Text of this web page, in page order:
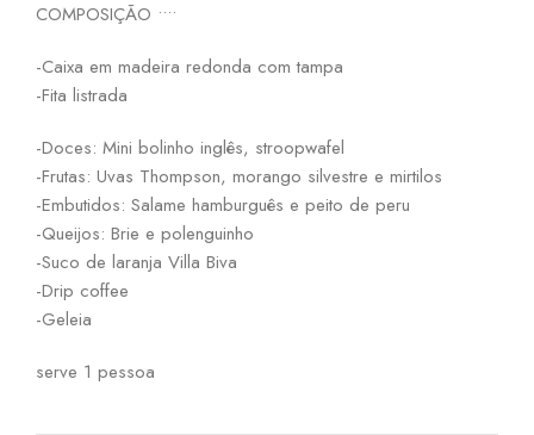
COMPOSIÇÃO ••••
-Caixa em madeira redonda com tampa
-Fita listrada
-Doces: Mini bolinho inglês, stroopwafel
-Frutas: Uvas Thompson, morango silvestre e mirtilos
-Embutidos: Salame hamburguês e peito de peru
-Queijos: Brie e polenguinho
-Suco de laranja Villa Biva
-Drip coffee
-Geleia
serve 1 pessoa